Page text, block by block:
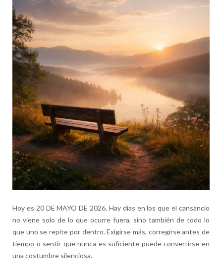
Hoy es 20 DE MAYO DE 2026. Hay días en los que el cansancio
no viene solo de lo que ocurre fuera, sino también de todo lo
que uno se repite por dentro. Exigirse más, corregirse antes de
tiempo o sentir que nunca es suficiente puede convertirse en
una costumbre silenciosa.